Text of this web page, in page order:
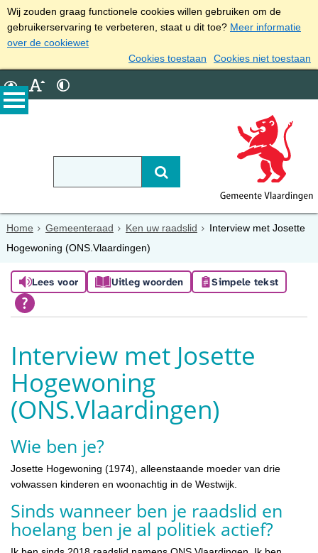
Wij zouden graag functionele cookies willen gebruiken om de
gebruikerservaring te verbeteren, staat u dit toe? Meer informatie
over de cookiewet
Cookies toestaan
Cookies niet toestaan
Home Gemeenteraad Ken uw raadslid
Interview met Josette
Hogewoning (ONS.Vlaardingen)
Lees voor Uitleg woorden Simpele tekst
Interview met Josette
Hogewoning
(ONS.Vlaardingen)
Wie ben je?
Josette Hogewoning (1974), alleenstaande moeder van drie
volwassen kinderen en woonachtig in de Westwijk.
Sinds wanneer ben je raadslid en
hoelang ben je al politiek actief?